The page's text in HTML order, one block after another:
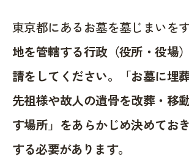
東京都にあるお墓を墓じまいを
地を管轄する行政（役所・役場
請をしてください。「お墓に埋
先祖様や故人の遺骨を改葬・移
す場所」をあらかじめ決めてお
する必要があります。